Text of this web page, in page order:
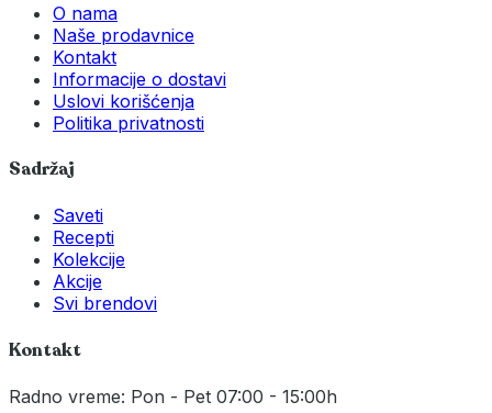
O nama
Naše prodavnice
Kontakt
Informacije o dostavi
Uslovi korišćenja
Politika privatnosti
Sadržaj
Saveti
Recepti
Kolekcije
Akcije
Svi brendovi
Kontakt
Radno vreme: Pon - Pet 07:00 - 15:00h